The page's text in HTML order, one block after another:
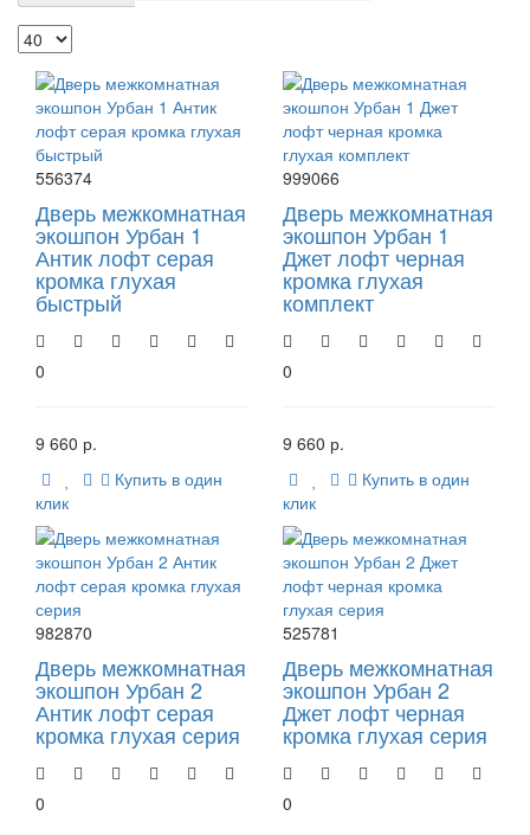
556374
Дверь межкомнатная
экошпон Урбан 1
Антик лофт серая
кромка глухая
быстрый
0
9 660 р.
Купить в один
клик
999066
Дверь межкомнатная
экошпон Урбан 1
Джет лофт черная
кромка глухая
комплект
0
9 660 р.
Купить в один
клик
982870
Дверь межкомнатная
экошпон Урбан 2
Антик лофт серая
кромка глухая серия
0
525781
Дверь межкомнатная
экошпон Урбан 2
Джет лофт черная
кромка глухая серия
0